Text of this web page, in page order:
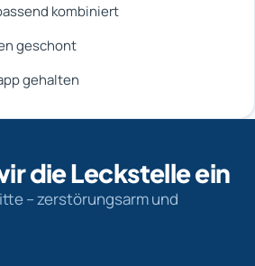
kombiniert
geschont
gehalten
die Leckstelle ein
– zerstörungsarm und